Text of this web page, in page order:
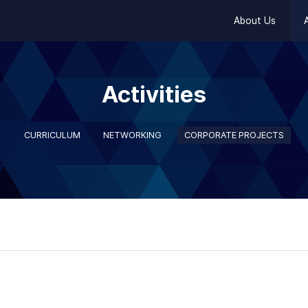
About Us
Activities
CURRICULUM NETWORKING CORPORATE PROJECTS